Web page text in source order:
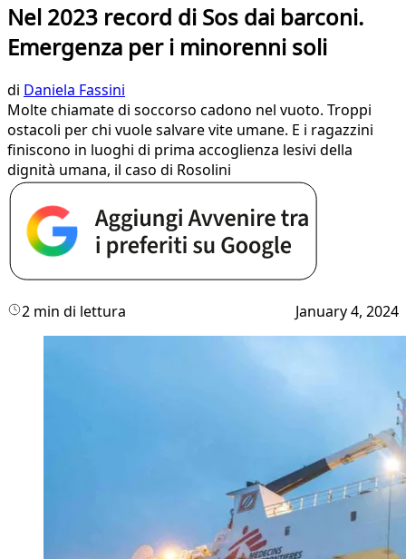
Nel 2023 record di Sos dai barconi.
Emergenza per i minorenni soli
di Daniela Fassini
Molte chiamate di soccorso cadono nel vuoto. Troppi
ostacoli per chi vuole salvare vite umane. E i ragazzini
finiscono in luoghi di prima accoglienza lesivi della
dignità umana, il caso di Rosolini
2 min di lettura January 4, 2024